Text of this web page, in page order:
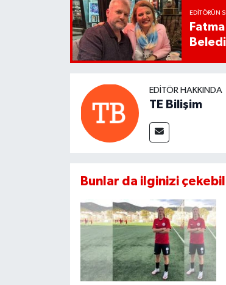
EDITÖRÜN
EDITÖR HAKKINDA
TE Bilişim
Bunlar da ilginizi